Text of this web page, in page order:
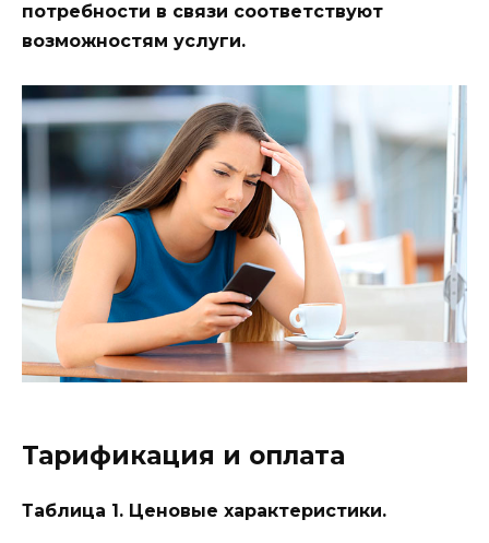
потребности в связи соответствуют
возможностям услуги.
Тарификация и оплата
Таблица 1. Ценовые характеристики.